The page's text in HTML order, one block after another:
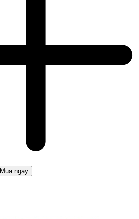
Mua ngay